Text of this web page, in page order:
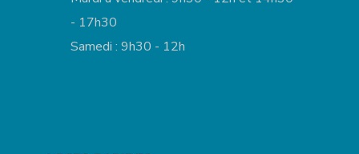
- 17h30
Samedi : 9h30 - 12h